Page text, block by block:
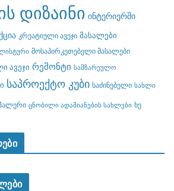
დიზაინი ინტერიერში
კრეატიული ავეჯი მასალები
მოსაპირკეთებელი მასალები
ავეჯი რემონტი სამზარეულო
საპროექტო კუბი საძინებელი სახლი
ცნობილი ადამიანების სახლები ხე